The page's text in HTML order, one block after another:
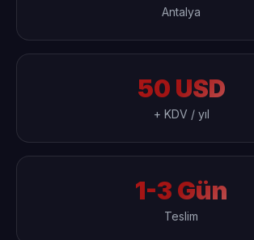
Antalya
50 USD
+ KDV / yıl
1-3 Gün
Teslim